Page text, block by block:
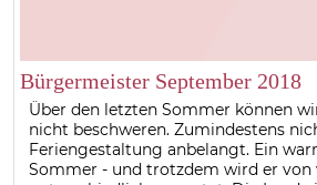
Bürgermeister September 2018
Über den letzten Sommer können
nicht beschweren. Zumindestens
Feriengestaltung anbelangt. Ein
Sommer - und trotzdem wird er von